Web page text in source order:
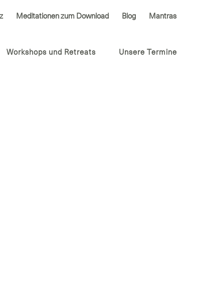
Meditationen zum Download Blog Mantras
Workshops und Retreats Unsere Termine